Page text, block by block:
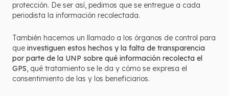
protección. De ser así, pedimos que se entregue a cada
periodista la información recolectada.
También hacemos un llamado a los órganos de control para
que investiguen estos hechos y la falta de transparencia
por parte de la UNP sobre qué información recolecta el
GPS, qué tratamiento se le da y cómo se expresa el
consentimiento de las y los beneficiarios.